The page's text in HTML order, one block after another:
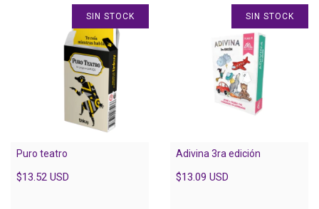
SIN STOCK
Puro teatro
$13.52 USD
SIN STOCK
Adivina 3ra edición
$13.09 USD